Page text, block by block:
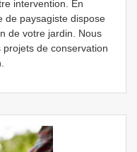
intervention. En
de paysagiste dispose
de votre jardin. Nous
de conservation